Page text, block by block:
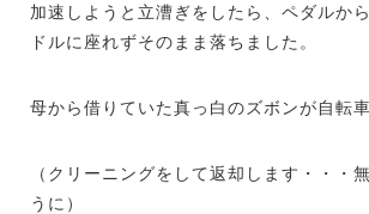
加速しようと立漕ぎをしたら、ペダルか
ドルに座れずそのまま落ちました。
母から借りていた真っ白のズボンが自転
（クリーニングをして返却します・・・
うに）